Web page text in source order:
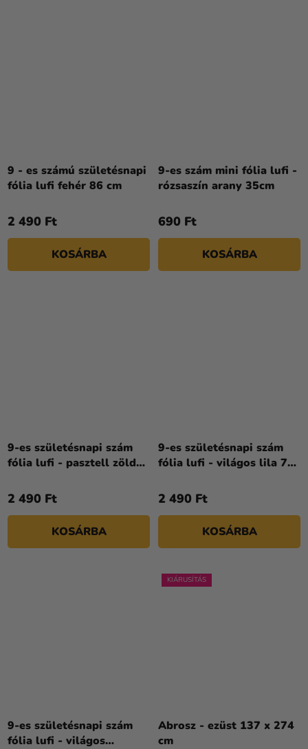
9 - es számú születésnapi
fólia lufi fehér 86 cm
2 490 Ft
KOSÁRBA
9-es szám mini fólia lufi -
rózsaszín arany 35cm
690 Ft
KOSÁRBA
9-es születésnapi szám
fólia lufi - pasztell zöld
2 490 Ft
KOSÁRBA
9-es születésnapi szám
fólia lufi - világos lila 72
2 490 Ft
KOSÁRBA
9-es születésnapi szám
fólia lufi - világos
KIÁRUSÍTÁS
Abrosz - ezüst 137 x 274
cm